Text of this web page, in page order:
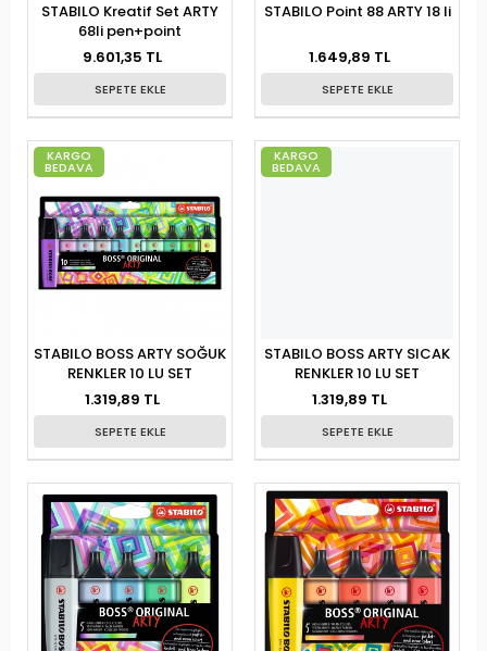
STABILO Kreatif Set ARTY
68li pen+point
9.601,35 TL
SEPETE EKLE
STABILO Point 88 ARTY 18 li
1.649,89 TL
SEPETE EKLE
KARGO
BEDAVA
STABILO BOSS ARTY SOĞUK
RENKLER 10 LU SET
1.319,89 TL
SEPETE EKLE
KARGO
BEDAVA
STABILO BOSS ARTY SICAK
RENKLER 10 LU SET
1.319,89 TL
SEPETE EKLE